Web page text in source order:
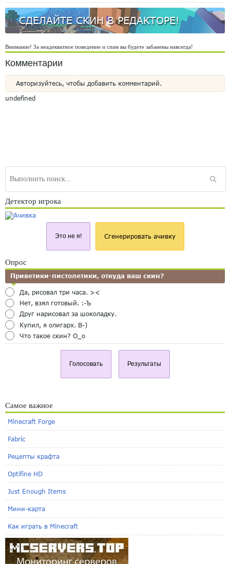
СДЕЛАЙТЕ СКИН В РЕДАКТОРЕ!
Внимание! За неадекватное поведение и спам вы будете забанены навсегда!
Комментарии
Авторизуйтесь, чтобы добавить комментарий.
undefined
Детектор игрока
Это не я! Сгенерировать ачивку
Опрос
Приветики-пистолетики, откуда ваш скин?
Да, рисовал три часа. ><
Нет, взял готовый. :-Ъ
Друг нарисовал за шоколадку.
Купил, я олигарх. B-)
Что такое скин? O_o
Голосовать Результаты
Самое важное
Minecraft Forge
Fabric
Рецепты крафта
Optifine HD
Just Enough Items
Мини-карта
Как играть в Minecraft